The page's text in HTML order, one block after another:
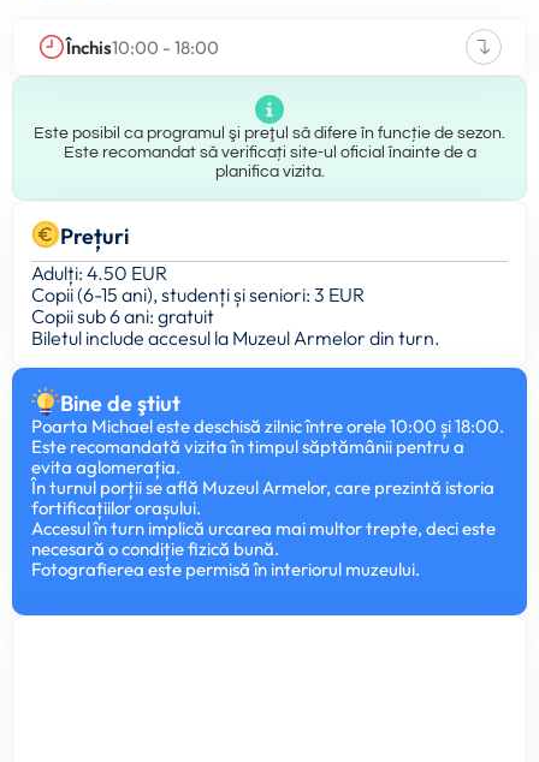
Închis10:00 - 18:00
Este posibil ca programul şi preţul să difere în funcție de sezon.
Este recomandat să verificați site-ul oficial înainte de a
planifica vizita.
Prețuri
Adulți: 4.50 EUR
Copii (6-15 ani), studenți și seniori: 3 EUR
Copii sub 6 ani: gratuit
Biletul include accesul la Muzeul Armelor din turn.
Bine de ştiut
Poarta Michael este deschisă zilnic între orele 10:00 și 18:00.
Este recomandată vizita în timpul săptămânii pentru a
evita aglomerația.
În turnul porții se află Muzeul Armelor, care prezintă istoria
fortificațiilor orașului.
Accesul în turn implică urcarea mai multor trepte, deci este
necesară o condiție fizică bună.
Fotografierea este permisă în interiorul muzeului.